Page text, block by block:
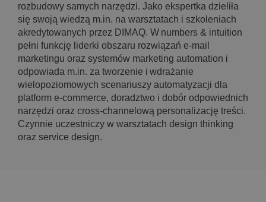
rozbudowy samych narzędzi. Jako ekspertka dzieliła
się swoją wiedzą m.in. na warsztatach i szkoleniach
akredytowanych przez DIMAQ. W numbers & intuition
pełni funkcję liderki obszaru rozwiązań e-mail
marketingu oraz systemów marketing automation i
odpowiada m.in. za tworzenie i wdrażanie
wielopoziomowych scenariuszy automatyzacji dla
platform e-commerce, doradztwo i dobór odpowiednich
narzędzi oraz cross-channelową personalizację treści.
Czynnie uczestniczy w warsztatach design thinking
oraz service design.